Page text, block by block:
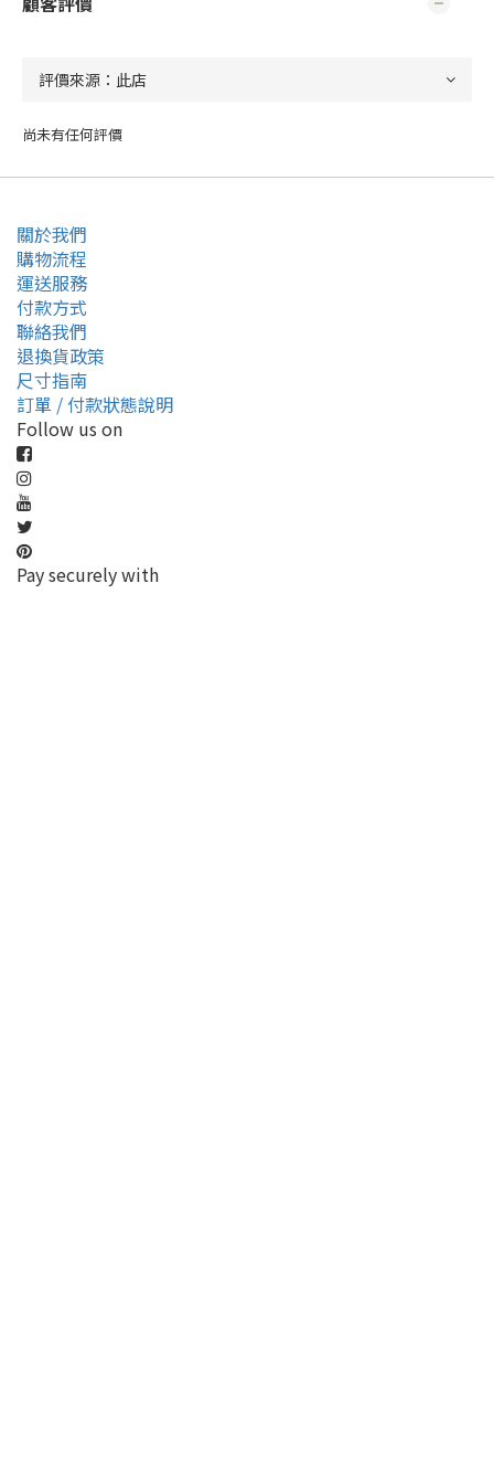
尚未有任何評價
關於我們
購物流程
運送服務
付款方式
聯絡我們
退換貨政策
尺寸指南
訂單 / 付款狀態說明
Follow us on
Pay securely with